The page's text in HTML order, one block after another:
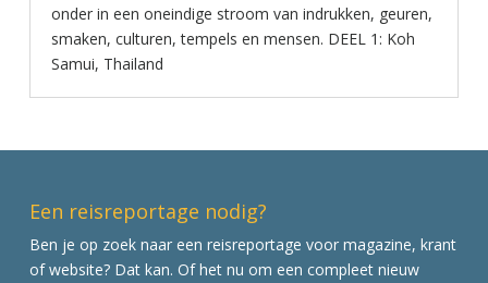
onder in een oneindige stroom van indrukken, geuren,
smaken, culturen, tempels en mensen. DEEL 1: Koh
Samui, Thailand
Een reisreportage nodig?
Ben je op zoek naar een reisreportage voor magazine, krant
of website? Dat kan. Of het nu om een compleet nieuw